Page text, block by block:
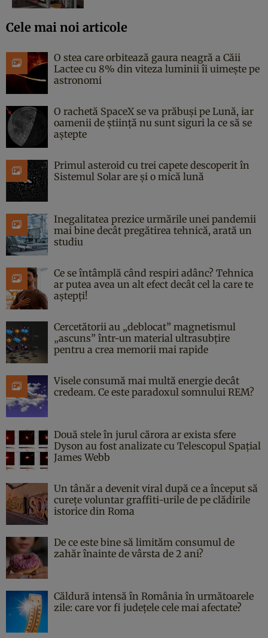
Cele mai noi articole
O stea care orbitează gaura neagră a Căii
Lactee cu 8% din viteza luminii îi uimește pe
astronomi
O rachetă SpaceX se va prăbuși pe Lună, iar
oamenii de știință nu sunt siguri la ce să se
aștepte
Primul asteroid cu trei capete descoperit în
Sistemul Solar are și o mică lună
Inegalitatea prezice urmările unei pandemii
mai bine decât pregătirea tehnică, arată un
studiu
Ce se întâmplă când respiri adânc? Tehnica
ar putea avea un alt efect decât cel la care te
aștepți!
Cercetătorii au „deblocat” magnetismul
„ascuns” într-un material ultrasubțire
pentru a crea memorii mai rapide
Visele consumă mai multă energie decât
credeam. Ce este paradoxul somnului REM?
Două stele în jurul cărora ar exista sfere
Dyson au fost analizate cu Telescopul Spațial
James Webb
Un tânăr a devenit viral după ce a început să
curețe voluntar graffiti-urile de pe clădirile
istorice din Roma
De ce este bine să limităm consumul de
zahăr înainte de vârsta de 2 ani?
Căldură intensă în România în următoarele
zile: care vor fi județele cele mai afectate?